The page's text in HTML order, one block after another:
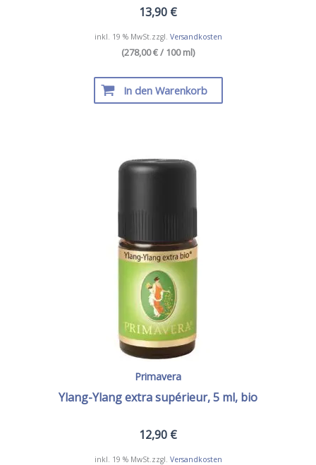
13,90 €
inkl. 19 % MwSt.zzgl. Versandkosten
(278,00 € / 100 ml)
In den Warenkorb
Primavera
Ylang-Ylang extra supérieur, 5 ml, bio
12,90 €
inkl. 19 % MwSt.zzgl. Versandkosten